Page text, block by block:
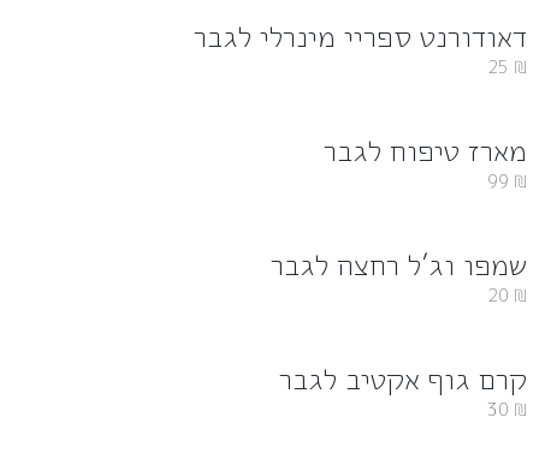
דאודורנט ספריי מינרלי לגבר
25 ₪
מארז טיפוח לגבר
99 ₪
שמפו וג’ל רחצה לגבר
20 ₪
קרם גוף אקטיב לגבר
30 ₪